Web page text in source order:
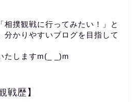
相撲観戦に行ってみたい！」と
分かりやすいブログを目指して
たしますm(_ _)m
戦歴】